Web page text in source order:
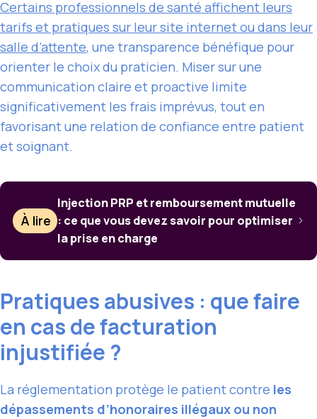
Certains professionnels de santé affichent leurs
tarifs et pratiques sur leur site internet ou dans leur
salle d’attente, une transparence bénéfique pour
orienter le choix du praticien. Miser sur une
communication claire et proactive limite
significativement les frais imprévus, tout en
favorisant une relation de confiance entre patient
et soignant.
À lire
Injection PRP et remboursement mutuelle
: ce que vous devez savoir pour optimiser
la prise en charge
Pratiques abusives : que faire
en cas de facturation
injustifiée ?
La réglementation protège le patient contre les
dépassements d’honoraires illégaux ou non